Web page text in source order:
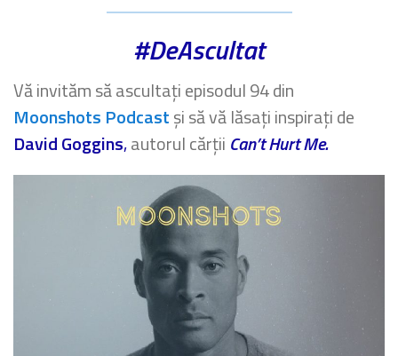
#DeAscultat
Vă invităm să ascultați episodul 94 din
Moonshots Podcastși să vă lăsați inspirați de
David Goggins,autorul cărții Can’t Hurt Me.